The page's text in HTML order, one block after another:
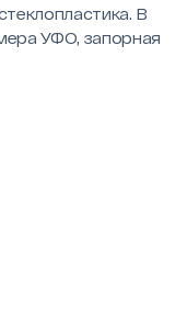
В
УФО, запорная